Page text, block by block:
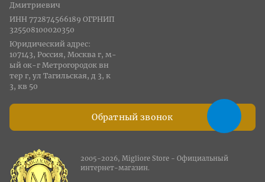
Обратный звонок
Дмитриевич
ИНН 772874566189 ОГРНИП
325508100020350
Юридический адрес:
107143, Россия, Москва г, м-
ый ок-г Метрогородок вн
тер г, ул Тагильская, д 3, к
3, кв 50
2005-2026, Migliore Store - Официальный
интернет-магазин.